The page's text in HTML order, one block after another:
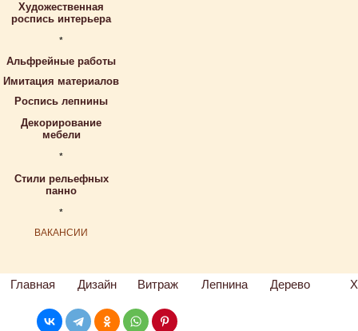
Художественная
роспись интерьера
*
Альфрейные работы
Имитация материалов
Роспись лепнины
Декорирование
мебели
*
Стили рельефных
панно
*
ВАКАНСИИ
Главная Дизайн Витраж Лепнина Дерево